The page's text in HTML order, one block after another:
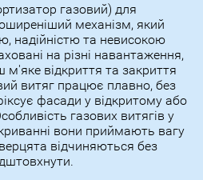
газовий) для
механізм, який
надійністю та невисокою
на різні навантаження,
відкриття та закриття
витяг працює плавно, без
фасади у відкритому або
газових витягів у
вони приймають вагу
відчиняються без